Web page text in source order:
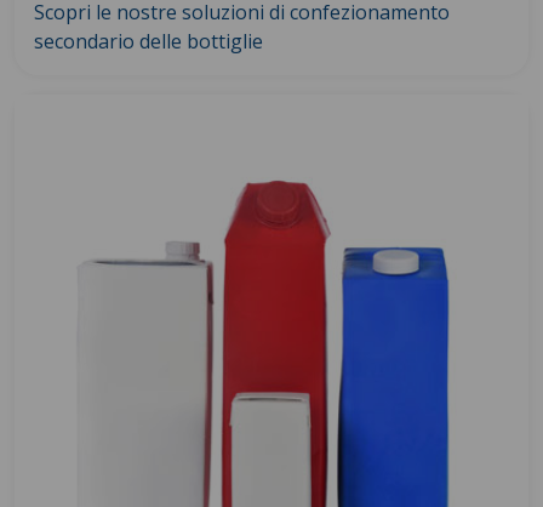
Scopri le nostre soluzioni di confezionamento
secondario delle bottiglie